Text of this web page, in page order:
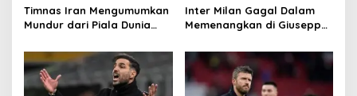
Timnas Iran Mengumumkan
Mundur dari Piala Dunia
Inter Milan Gagal Dalam
Memenangkan di Giuseppe